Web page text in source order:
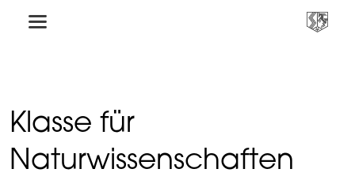
Klasse für
Naturwissenschaften